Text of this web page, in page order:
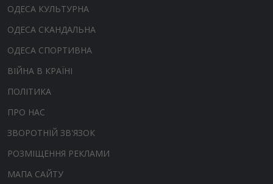
ОДЕСА КУЛЬТУРНА
ОДЕСА СКАНДАЛЬНА
ОДЕСА СПОРТИВНА
ВІЙНА В КРАЇНІ
ПОЛІТИКА
ПРО НАС
ЗВОРОТНІЙ ЗВ'ЯЗОК
РОЗМІЩЕННЯ РЕКЛАМИ
МАПА САЙТУ